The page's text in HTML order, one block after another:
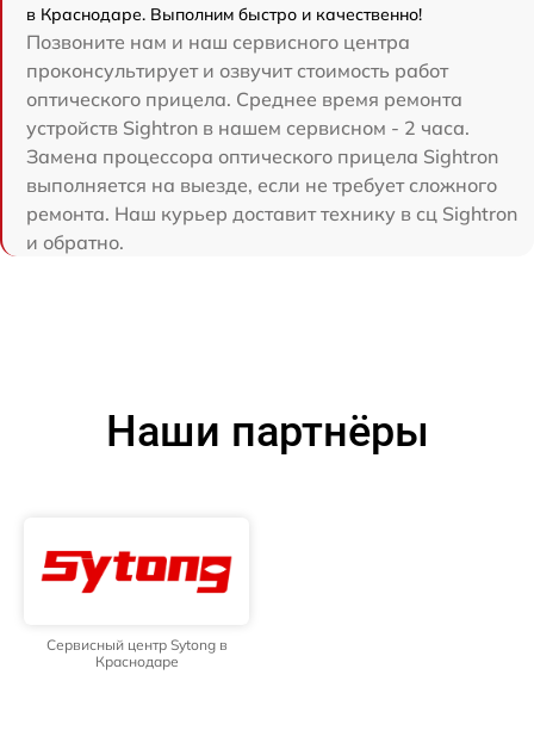
в Краснодаре. Выполним быстро и качественно!
Позвоните нам и наш сервисного центра
проконсультирует и озвучит стоимость работ
оптического прицела. Среднее время ремонта
устройств Sightron в нашем сервисном - 2 часа.
Замена процессора оптического прицела Sightron
выполняется на выезде, если не требует сложного
ремонта. Наш курьер доставит технику в сц Sightron
и обратно.
Наши партнёры
Сервисный центр Sytong в
Краснодаре